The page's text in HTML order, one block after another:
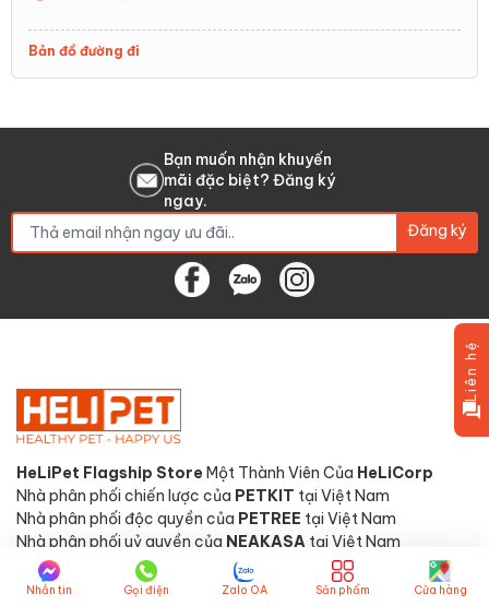
Bản đồ đường đi
Bạn muốn nhận khuyến
mãi đặc biệt? Đăng ký
ngay.
Đăng ký
HeLiPet Flagship StoreMột Thành Viên Của HeLiCorp
Nhà phân phối chiến lược của PETKIT tại Việt Nam
Nhà phân phối độc quyền của PETREE tại Việt Nam
Nhà phân phối uỷ quyền của NEAKASA tại Việt Nam
Liên hệ
Nhắn tin Gọi điện Zalo OA Sản phẩm Cửa hàng